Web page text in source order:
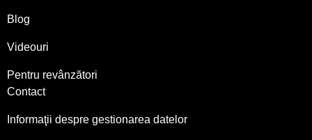
Blog
Videouri
Pentru revânzători
Contact
Informaţii despre gestionarea datelor